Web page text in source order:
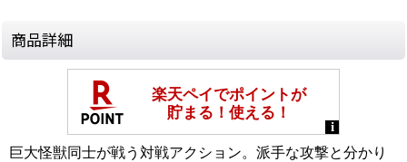
商品詳細
巨大怪獣同士が戦う対戦アクション。派手な攻撃と分かり